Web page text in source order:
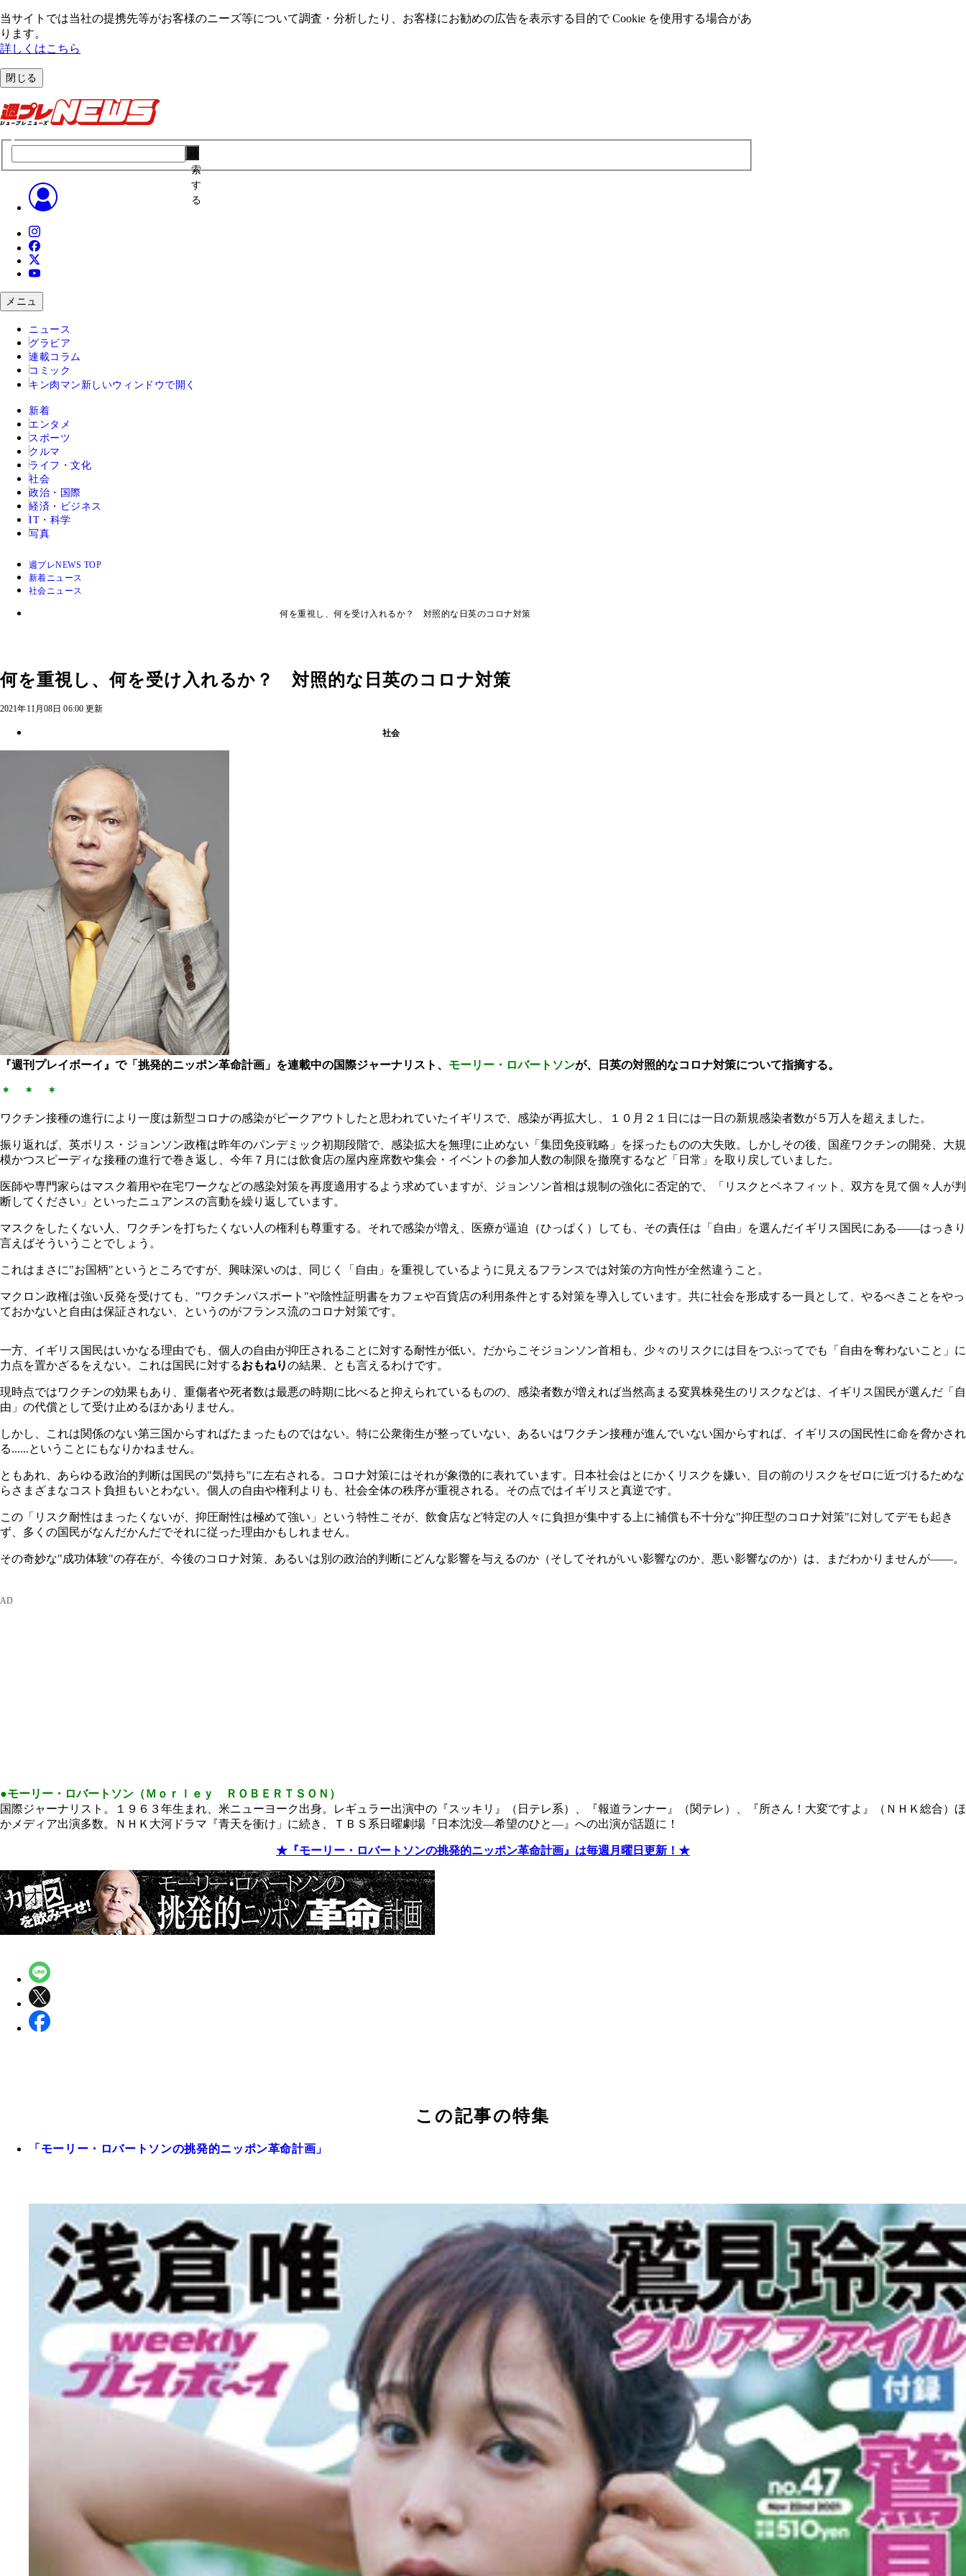
当サイトでは当社の提携先等がお客様のニーズ等について調査・分析したり、お客様にお勧めの広告を表⽰する⽬的で Cookie を使⽤する場合があ
ります。
詳しくはこちら
閉じる
索
す
る
メニュ
ニュース
グラビア
連載コラム
コミック
キン肉マン 新しいウィンドウで開く
新着
エンタメ
スポーツ
クルマ
ライフ・文化
社会
政治・国際
経済・ビジネス
IT・科学
写真
週プレNEWS TOP
新着ニュース
社会ニュース
何を重視し、何を受け入れるか？ 対照的な日英のコロナ対策
何を重視し、何を受け入れるか？ 対照的な日英のコロナ対策
2021年11月08日 06:00 更新
社会
『週刊プレイボーイ』で「挑発的ニッポン革命計画」を連載中の国際ジャーナリスト、 モーリー・ロバートソンが、日英の対照的なコロナ対策について指摘する。
＊ ＊ ＊
ワクチン接種の進行により一度は新型コロナの感染がピークアウトしたと思われていたイギリスで、感染が再拡大し、１０月２１日には一日の新規感染者数が５万人を超えました。
振り返れば、英ボリス・ジョンソン政権は昨年のパンデミック初期段階で、感染拡大を無理に止めない「集団免疫戦略」を採ったものの大失敗。しかしその後、国産ワクチンの開発、大規
模かつスピーディな接種の進行で巻き返し、今年７月には飲食店の屋内座席数や集会・イベントの参加人数の制限を撤廃するなど「日常」を取り戻していました。
医師や専門家らはマスク着用や在宅ワークなどの感染対策を再度適用するよう求めていますが、ジョンソン首相は規制の強化に否定的で、「リスクとベネフィット、双方を見て個々人が判
断してください」といったニュアンスの言動を繰り返しています。
マスクをしたくない人、ワクチンを打ちたくない人の権利も尊重する。それで感染が増え、医療が逼迫（ひっぱく）しても、その責任は「自由」を選んだイギリス国民にある――はっきり
言えばそういうことでしょう。
これはまさに"お国柄"というところですが、興味深いのは、同じく「自由」を重視しているように見えるフランスでは対策の方向性が全然違うこと。
マクロン政権は強い反発を受けても、"ワクチンパスポート"や陰性証明書をカフェや百貨店の利用条件とする対策を導入しています。共に社会を形成する一員として、やるべきことをやっ
ておかないと自由は保証されない、というのがフランス流のコロナ対策です。
一方、イギリス国民はいかなる理由でも、個人の自由が抑圧されることに対する耐性が低い。だからこそジョンソン首相も、少々のリスクには目をつぶってでも「自由を奪わないこと」に
力点を置かざるをえない。これは国民に対するおもねりの結果、とも言えるわけです。
現時点ではワクチンの効果もあり、重傷者や死者数は最悪の時期に比べると抑えられているものの、感染者数が増えれば当然高まる変異株発生のリスクなどは、イギリス国民が選んだ「自
由」の代償として受け止めるほかありません。
しかし、これは関係のない第三国からすればたまったものではない。特に公衆衛生が整っていない、あるいはワクチン接種が進んでいない国からすれば、イギリスの国民性に命を脅かされ
る......ということにもなりかねません。
ともあれ、あらゆる政治的判断は国民の"気持ち"に左右される。コロナ対策にはそれが象徴的に表れています。日本社会はとにかくリスクを嫌い、目の前のリスクをゼロに近づけるためな
らさまざまなコスト負担もいとわない。個人の自由や権利よりも、社会全体の秩序が重視される。その点ではイギリスと真逆です。
この「リスク耐性はまったくないが、抑圧耐性は極めて強い」という特性こそが、飲食店など特定の人々に負担が集中する上に補償も不十分な"抑圧型のコロナ対策"に対してデモも起き
ず、多くの国民がなんだかんだでそれに従った理由かもしれません。
その奇妙な"成功体験"の存在が、今後のコロナ対策、あるいは別の政治的判断にどんな影響を与えるのか（そしてそれがいい影響なのか、悪い影響なのか）は、まだわかりませんが――。
●モーリー・ロバートソン（Ｍｏｒｌｅｙ ＲＯＢＥＲＴＳＯＮ）
国際ジャーナリスト。１９６３年生まれ、米ニューヨーク出身。レギュラー出演中の『スッキリ』（日テレ系）、『報道ランナー』（関テレ）、『所さん！大変ですよ』（ＮＨＫ総合）ほ
かメディア出演多数。ＮＨＫ大河ドラマ『青天を衝け」に続き、ＴＢＳ系日曜劇場『日本沈没―希望のひと―』への出演が話題に！
★『モーリー・ロバートソンの挑発的ニッポン革命計画』は毎週月曜日更新！★
この記事の特集
「モーリー・ロバートソンの挑発的ニッポン革命計画」